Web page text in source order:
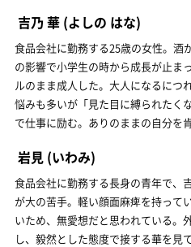
吉乃 華 (よしの はな)
食品会社に勤務する25歳の女性。酒
の影響で小学生の時から成長が止ま
ルのまま成人した。大人になるにつ
悩みも多いが「見た目に縛られたく
で仕事に励む。ありのままの自分を
岩見 (いわみ)
食品会社に勤務する長身の青年で、
が大の苦手。軽い顔面麻痺を持って
いため、無愛想だと思われている。
し、毅然とした態度で接する華を見